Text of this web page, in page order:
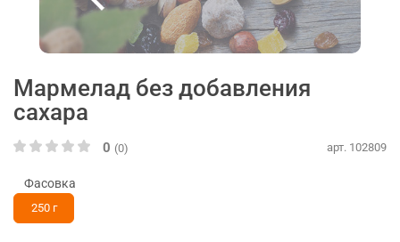
Мармелад без добавления
сахара
0 (0) арт. 102809
Фасовка
250 г